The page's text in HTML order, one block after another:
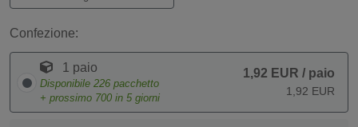
Confezione:
1 paio
Disponibile 226 pacchetto
+ prossimo 700 in 5 giorni
1,92 EUR / paio
1,92 EUR